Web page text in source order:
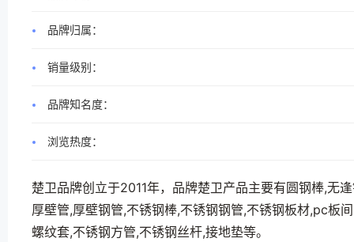
品牌归属：
销量级别：
品牌知名度：
浏览热度：
楚卫品牌创立于2011年，品牌楚卫产品主要有圆钢棒,无
厚壁管,厚壁钢管,不锈钢棒,不锈钢钢管,不锈钢板材,pc板
螺纹套,不锈钢方管,不锈钢丝杆,接地垫等。